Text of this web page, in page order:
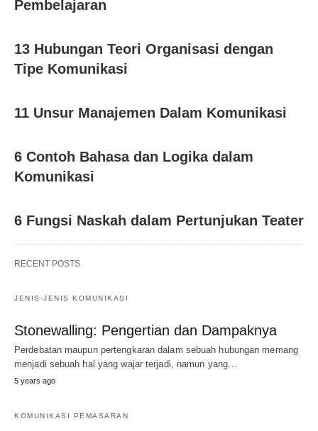
Pembelajaran
13 Hubungan Teori Organisasi dengan
Tipe Komunikasi
11 Unsur Manajemen Dalam Komunikasi
6 Contoh Bahasa dan Logika dalam
Komunikasi
6 Fungsi Naskah dalam Pertunjukan Teater
RECENT POSTS
JENIS-JENIS KOMUNIKASI
Stonewalling: Pengertian dan Dampaknya
Perdebatan maupun pertengkaran dalam sebuah hubungan memang
menjadi sebuah hal yang wajar terjadi, namun yang…
5 years ago
KOMUNIKASI PEMASARAN